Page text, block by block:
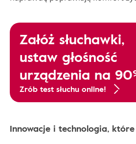
Załóż słuchawki,
ustaw głośność
urządzenia na
Zrób test słuchu online!
Innowacje i technologia,